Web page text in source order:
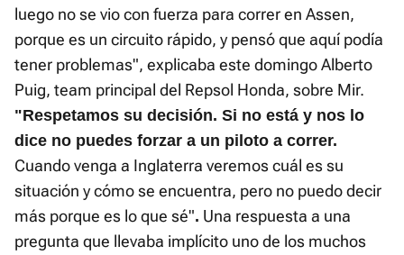
luego no se vio con fuerza para correr en Assen,
porque es un circuito rápido, y pensó que aquí podía
tener problemas", explicaba este domingo Alberto
Puig, team principal del Repsol Honda, sobre Mir.
"Respetamos su decisión. Si no está y nos lo
dice no puedes forzar a un piloto a correr.
Cuando venga a Inglaterra veremos cuál es su
situación y cómo se encuentra, pero no puedo decir
más porque es lo que sé". Una respuesta a una
pregunta que llevaba implícito uno de los muchos